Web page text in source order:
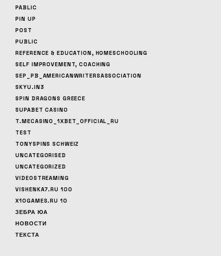
PABLIC
PIN UP
POST
PUBLIC
REFERENCE & EDUCATION, HOMESCHOOLING
SELF IMPROVEMENT, COACHING
SEP_PB_AMERICANWRITERSASSOCIATION
SKYU.IN3
SPIN DRAGONS GREECE
SUPABET CASINO
T.MECASINO_1XBET_OFFICIAL_RU
TEST
TONYSPINS SCHWEIZ
UNCATEGORISED
UNCATEGORIZED
VIDEOSTREAMING
VISHENKA7.RU 100
X10GAMES.RU 10
ЗЕБРА ЮА
НОВОСТИ
ТЕКСТА